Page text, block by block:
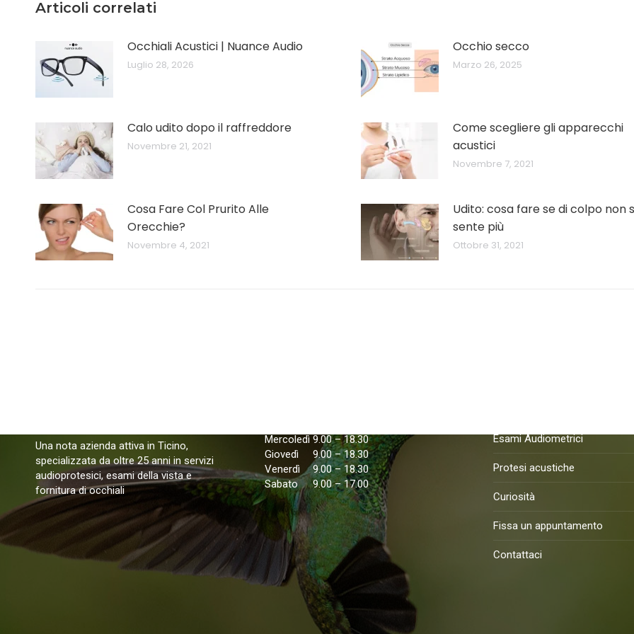
Articoli correlati
Occhiali Acustici | Nuance Audio
Luglio 28, 2026
Occhio secco
Marzo 26, 2025
Calo udito dopo il raffreddore
Novembre 21, 2021
Come scegliere gli apparecchi
acustici
Novembre 7, 2021
Cosa Fare Col Prurito Alle
Orecchie?
Novembre 4, 2021
Udito: cosa fare se di colpo non
sente più
Ottobre 31, 2021
Una nota azienda attiva in Ticino,
specializzata da oltre 25 anni in servizi
audioprotesici, esami della vista e
fornitura di occhiali
Mercoledì 9.00 – 18.30
Giovedì
9.00 – 18.30
Venerdì
9.00 – 18.30
Sabato
9.00 – 17.00
Esami Audiometrici
Protesi acustiche
Curiosità
Fissa un appuntamento
Contattaci